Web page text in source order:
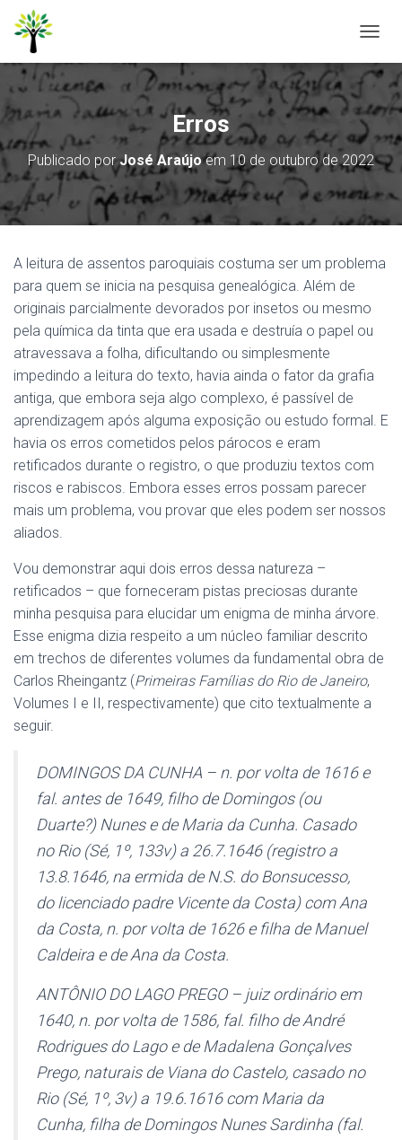
L
T
R
R
A
V
A
Erros
Publicado porJosé Araújoem 10 de outubro de 2022
A leitura de assentos paroquiais costuma ser um problema
para quem se inicia na pesquisa genealógica. Além de
originais parcialmente devorados por insetos ou mesmo
pela química da tinta que era usada e destruía o papel ou
atravessava a folha, dificultando ou simplesmente
impedindo a leitura do texto, havia ainda o fator da grafia
antiga, que embora seja algo complexo, é passível de
aprendizagem após alguma exposição ou estudo formal. E
havia os erros cometidos pelos párocos e eram
retificados durante o registro, o que produziu textos com
riscos e rabiscos. Embora esses erros possam parecer
mais um problema, vou provar que eles podem ser nossos
aliados.
Vou demonstrar aqui dois erros dessa natureza –
retificados – que forneceram pistas preciosas durante
minha pesquisa para elucidar um enigma de minha árvore.
Esse enigma dizia respeito a um núcleo familiar descrito
em trechos de diferentes volumes da fundamental obra de
Carlos Rheingantz (Primeiras Famílias do Rio de Janeiro,
Volumes I e II, respectivamente) que cito textualmente a
seguir.
DOMINGOS DA CUNHA – n. por volta de 1616 e
fal. antes de 1649, filho de Domingos (ou
Duarte?) Nunes e de Maria da Cunha. Casado
no Rio (Sé, 1º, 133v) a 26.7.1646 (registro a
13.8.1646, na ermida de N.S. do Bonsucesso,
do licenciado padre Vicente da Costa) com Ana
da Costa, n. por volta de 1626 e filha de Manuel
Caldeira e de Ana da Costa.
ANTÔNIO DO LAGO PREGO – juiz ordinário em
1640, n. por volta de 1586, fal. filho de André
Rodrigues do Lago e de Madalena Gonçalves
Prego, naturais de Viana do Castelo, casado no
Rio (Sé, 1º, 3v) a 19.6.1616 com Maria da
Cunha, filha de Domingos Nunes Sardinha (fal.